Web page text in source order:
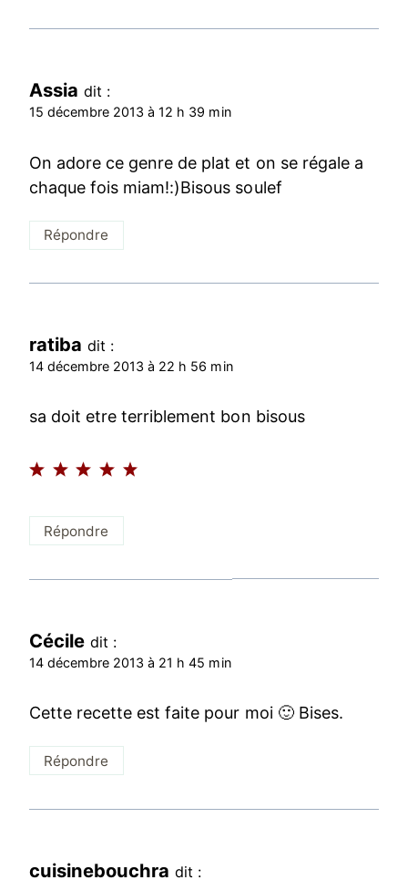
Assia dit :
15 décembre 2013 à 12 h 39 min
On adore ce genre de plat et on se régale a
chaque fois miam!:)Bisous soulef
Répondre
ratiba dit :
14 décembre 2013 à 22 h 56 min
sa doit etre terriblement bon bisous
Répondre
Cécile dit :
14 décembre 2013 à 21 h 45 min
Cette recette est faite pour moi 🙂 Bises.
Répondre
cuisinebouchra dit :